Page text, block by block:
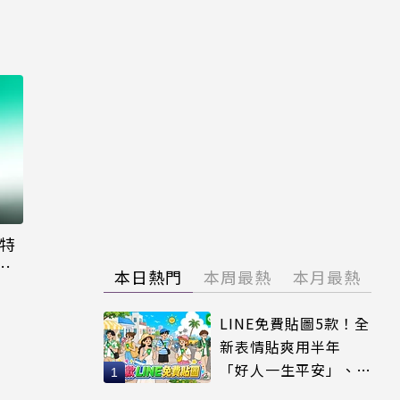
本日熱門 本周最熱 本月最熱
LINE免費貼圖5款！全
新表情貼爽用半年
「好人一生平安」、